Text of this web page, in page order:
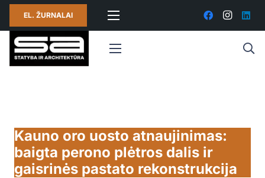
EL. ŽURNALAI
Kauno oro uosto atnaujinimas:
baigta perono plėtros dalis ir
gaisrinės pastato rekonstrukcija